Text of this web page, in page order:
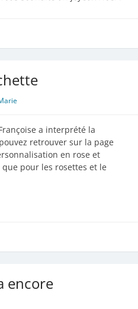
a interprété la
retrouver sur la page
en rose et
pour les rosettes et le
encore